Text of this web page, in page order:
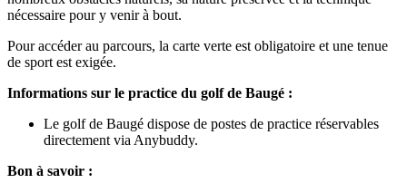
nécessaire pour y venir à bout.
Pour accéder au parcours, la carte verte est obligatoire et une tenue
de sport est exigée.
Informations sur le practice du golf de Baugé :
Le golf de Baugé dispose de postes de practice réservables
directement via Anybuddy.
Bon à savoir :